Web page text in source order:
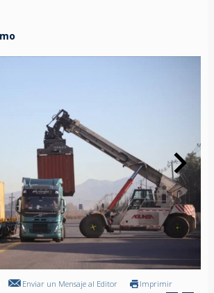
Enviar un Mensaje al Editor Imprimir